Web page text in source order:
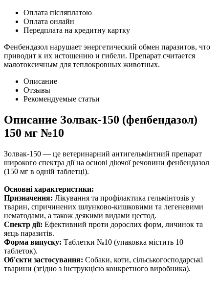
Оплата післяплатою
Оплата онлайн
Передплата на кредитну картку
Фенбендазол нарушает энергетический обмен паразитов, что
приводит к их истощению и гибели. Препарат считается
малотоксичным для теплокровных животных.
Описание
Отзывы
Рекомендуемые статьи
Описание Золвак-150 (фенбендазол)
150 мг №10
Золвак-150 — це ветеринарний антигельмінтний препарат
широкого спектра дії на основі діючої речовини фенбендазол
(150 мг в одній таблетці).
Основні характеристики:
Призначення: Лікування та профілактика гельмінтозів у
тварин, спричинених шлунково-кишковими та легеневими
нематодами, а також деякими видами цестод.
Спектр дії: Ефективний проти дорослих форм, личинок та
яєць паразитів.
Форма випуску: Таблетки №10 (упаковка містить 10
таблеток).
Об'єкти застосування: Собаки, коти, сільськогосподарські
тварини (згідно з інструкцією конкретного виробника).